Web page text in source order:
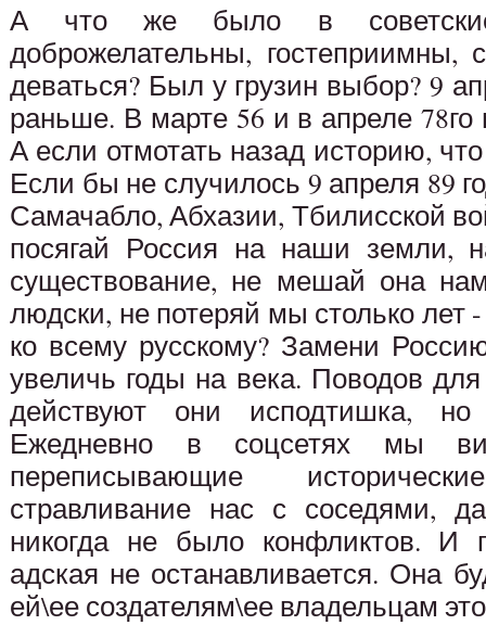
А что же было в
доброжелательны, гостеприимны,
деваться? Был у грузин выбор? 9
раньше. В марте 56 и в апреле
А если отмотать назад историю,
Если бы не случилось 9 апреля 89
Самачабло, Абхазии, Тбилисской
посягай Россия на наши земли,
существование, не мешай она
людски, не потеряй мы столько лет
ко всему русскому? Замени
увеличь годы на века. Поводов
действуют они исподтишка,
Ежедневно в соцсетях мы
переписывающие
стравливание нас с соседями,
никогда не было конфликтов. И
адская не останавливается. Она
ей\ее создателям\ее владельцам